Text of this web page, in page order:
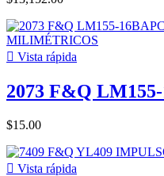
 Vista rápida
2073 F&Q
$15.00
 Vista rápida